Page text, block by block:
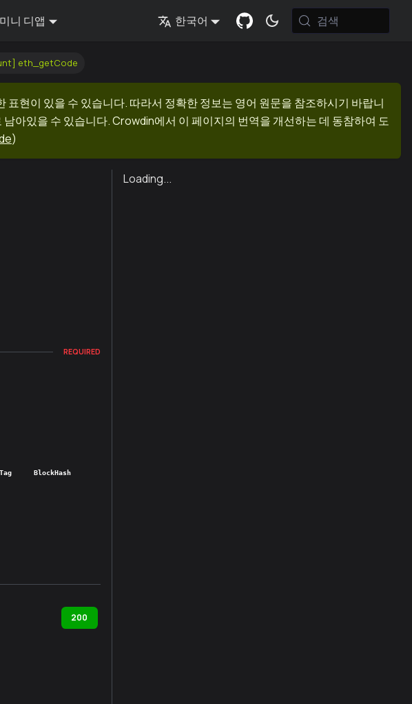
미니 디앱 한국어 검색
eth_getCode
현이 있을 수 있습니다. 따라서 정확한 정보는 영어 원문을 참조하시기 바랍니
아있을 수 있습니다. Crowdin에서 이 페이지의 번역을 개선하는 데 동참하여 도
)
REQUIRED
BlockHash
200
Loading...